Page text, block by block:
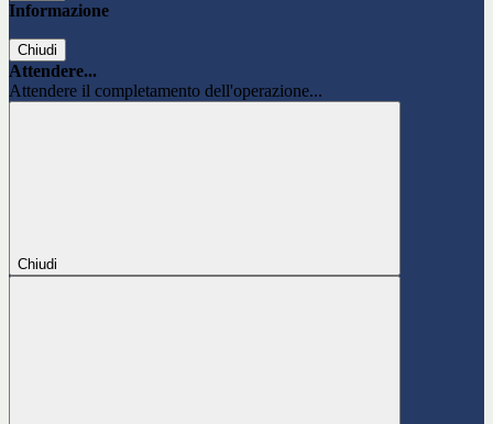
Informazione
Chiudi
Attendere...
Attendere il completamento dell'operazione...
Chiudi